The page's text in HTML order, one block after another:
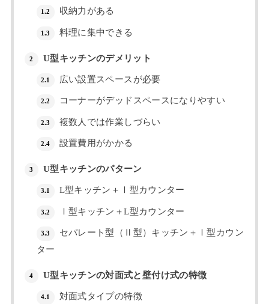
1.2 収納力がある
1.3 料理に集中できる
2 U型キッチンのデメリット
2.1 広い設置スペースが必要
2.2 コーナーがデッドスペースになりやすい
2.3 複数人では作業しづらい
2.4 設置費用がかかる
3 U型キッチンのパターン
3.1 L型キッチン＋Ⅰ型カウンター
3.2 Ⅰ型キッチン＋L型カウンター
3.3
セパレート型（Ⅱ型）キッチン＋Ⅰ型カウン
ター
4 U型キッチンの対面式と壁付け式の特徴
4.1 対面式タイプの特徴